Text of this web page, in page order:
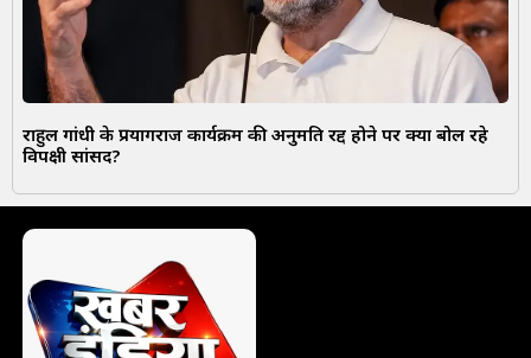
राहुल गांधी के प्रयागराज कार्यक्रम की अनुमति रद्द होने पर क्या बोल रहे
विपक्षी सांसद?